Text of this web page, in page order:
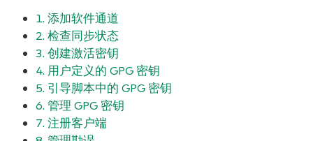
1. 添加软件通道
2. 检查同步状态
3. 创建激活密钥
4. 用户定义的 GPG 密钥
5. 引导脚本中的 GPG 密钥
6. 管理 GPG 密钥
7. 注册客户端